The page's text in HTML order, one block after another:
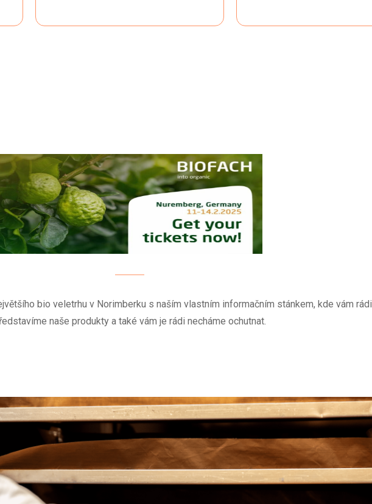
bio veletrhu v Norimberku s naším vlastním informačním stánkem, kde vám rádi
naše produkty a také vám je rádi necháme ochutnat.